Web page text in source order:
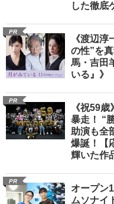
した徹底
PR
《渡辺
の性”を
馬・吉田
いる』》
PR
《祝59
暴走！ “
助演も全
爆誕！【
輝いた作
PR
オープン
ムソナイ